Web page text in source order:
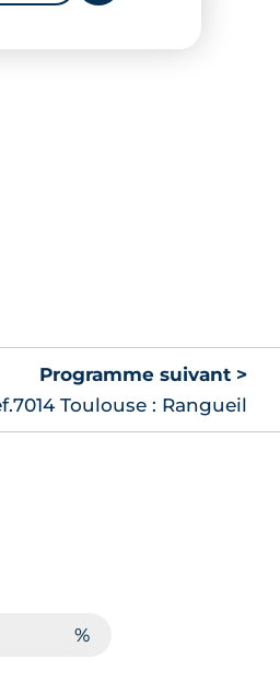
Programme suivant >
Toulouse : Rangueil